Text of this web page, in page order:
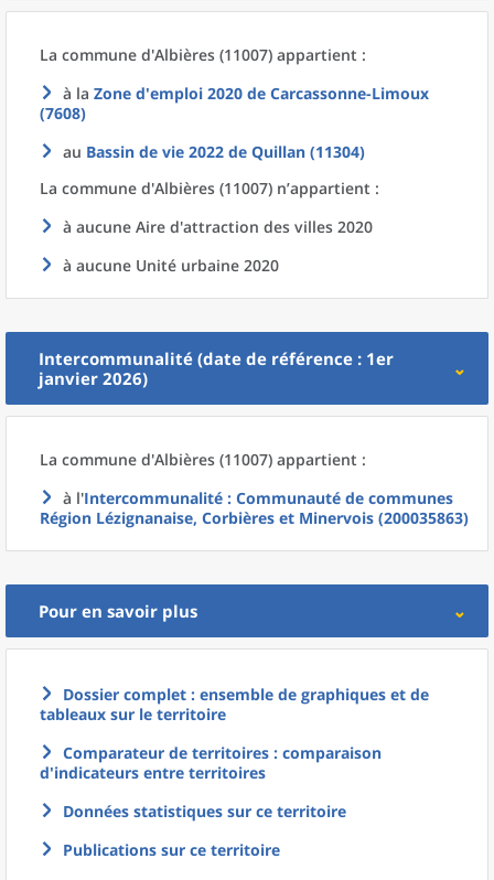
La commune d'Albières (11007) appartient :
à la Zone d'emploi 2020 de Carcassonne-Limoux
(7608)
au Bassin de vie 2022 de Quillan (11304)
La commune d'Albières (11007) n’appartient :
à aucune Aire d'attraction des villes 2020
à aucune Unité urbaine 2020
Intercommunalité (date de référence : 1er
janvier 2026)
La commune d'Albières (11007) appartient :
à l'Intercommunalité : Communauté de communes
Région Lézignanaise, Corbières et Minervois (200035863)
Pour en savoir plus
Dossier complet : ensemble de graphiques et de
tableaux sur le territoire
Comparateur de territoires : comparaison
d'indicateurs entre territoires
Données statistiques sur ce territoire
Publications sur ce territoire